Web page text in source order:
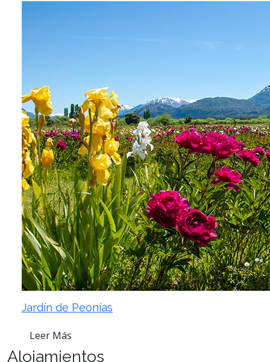
Jardín de Peonías
Leer Más
Alojamientos